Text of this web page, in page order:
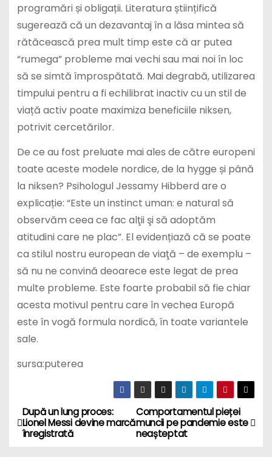
programări și obligații. Literatura științifică
sugerează că un dezavantaj în a lăsa mintea să
rătăcească prea mult timp este că ar putea
“rumega” probleme mai vechi sau mai noi în loc
să se simtă împrospătată. Mai degrabă, utilizarea
timpului pentru a fi echilibrat inactiv cu un stil de
viață activ poate maximiza beneficiile niksen,
potrivit cercetărilor.
De ce au fost preluate mai ales de către europeni
toate aceste modele nordice, de la hygge și până
la niksen? Psihologul Jessamy Hibberd are o
explicație: “Este un instinct uman: e natural să
observăm ceea ce fac alţii şi să adoptăm
atitudini care ne plac”. El evidențiază că se poate
ca stilul nostru european de viaţă – de exemplu –
să nu ne convină deoarece este legat de prea
multe probleme. Este foarte probabil să fie chiar
acesta motivul pentru care în vechea Europă
este în vogă formula nordică, în toate variantele
sale.
sursa:puterea
P
o
Comportamentul pieței
muncii pe pandemie este
neașteptat
După un lung proces:
Lionel Messi devine marcă
înregistrată